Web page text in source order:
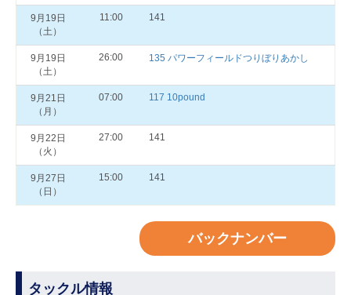
9月19日
（土）
11:00 141
9月19日
（土）
26:00 135 パワーフィールドつりぼりあかし
9月21日
（月）
07:00 117 10pound
9月22日
（火）
27:00 141
9月27日
（日）
15:00 141
バックナンバー
タックル情報